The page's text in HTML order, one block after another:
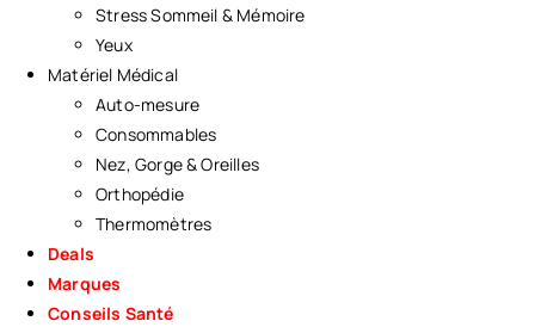
Stress Sommeil & Mémoire
Yeux
Matériel Médical
Auto-mesure
Consommables
Nez, Gorge & Oreilles
Orthopédie
Thermomètres
Deals
Marques
Conseils Santé